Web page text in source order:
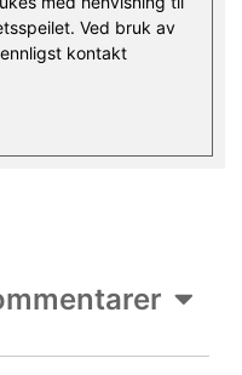
Ved bruk av
kontakt